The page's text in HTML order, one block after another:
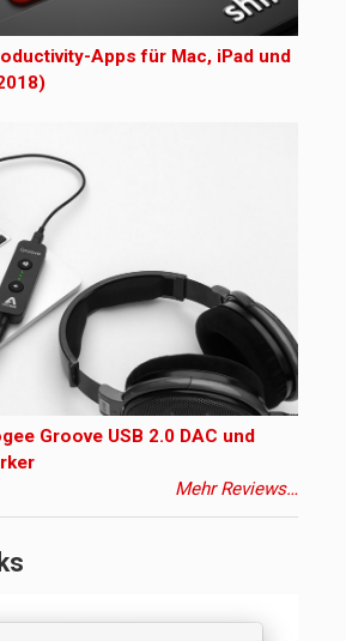
Apps für Mac, iPad und
Groove USB 2.0 DAC und
Mehr Reviews…